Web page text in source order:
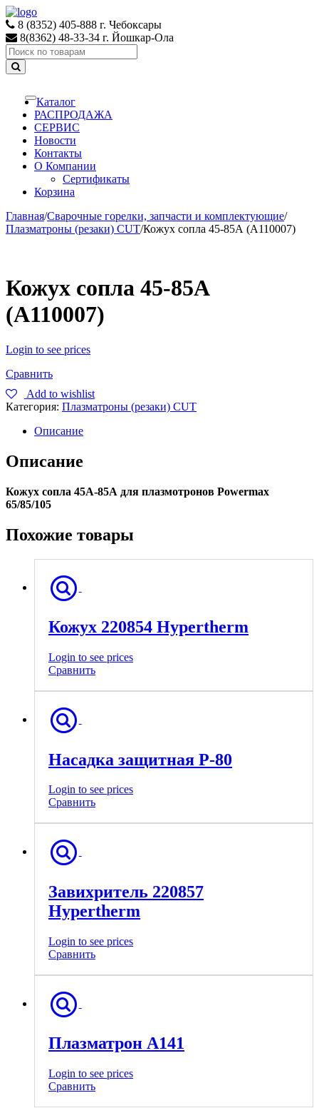
Skip
to
navigation
Skip
to
content
8 (8352) 405-888 г. Чебоксары
8(8362) 48-33-34 г. Йошкар-Ола
Search
for:
Toggle
navigation
Каталог
РАСПРОДАЖА
СЕРВИС
Новости
Контакты
О Компании
Сертификаты
Корзина
Главная/Сварочные горелки, запчасти и комплектующие/
Плазматроны (резаки) CUT/Кожух сопла 45-85А (А110007)
Кожух сопла 45-85А
(А110007)
Login to see prices
Сравнить
Add to wishlist
Категория: Плазматроны (резаки) CUT
Описание
Описание
Кожух сопла 45А-85А для плазмотронов Powermax
65/85/105
Похожие товары
Кожух 220854 Hypertherm
Login to see prices
Сравнить
Насадка защитная Р-80
Login to see prices
Сравнить
Завихритель 220857
Hypertherm
Login to see prices
Сравнить
Плазматрон А141
Login to see prices
Сравнить